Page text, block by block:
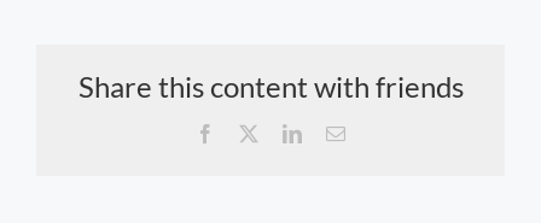
Share this content with friends
Facebook LinkedIn
E-